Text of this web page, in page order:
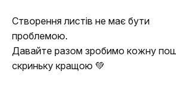
Створення листів не має бути
проблемою.
Давайте разом зробимо кожну
скриньку кращою 💚